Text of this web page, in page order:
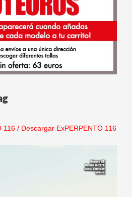
116/ Descargar ExPERPENTO 116